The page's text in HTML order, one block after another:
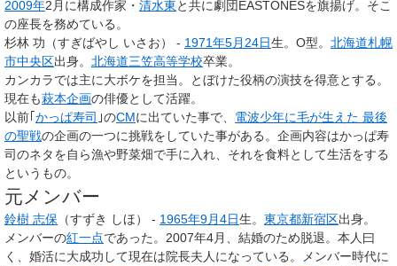
2009年2月に構成作家・ 清水東と共に劇団EASTONESを旗揚げ。そこ
の座長を務めている。
杉林 功（すぎばやし いさお）
- 1971年5月24日生。O型。 北海道札幌
市中央区出身。 北海道三笠高等学校卒業。
カンカラでは主に大ボケを担当。とぼけた役柄の演技を得意とする。
現在も萩本企画の俳優として活躍。
以前｢ かっぱ寿司 ｣のCMに出ていた事で、 電波少年に毛が生えた 最後
の聖戦の企画の一つに挑戦をしていた事がある。企画内容はかっぱ寿
司のネタを自ら漁や野菜畑で手に入れ、それを食料として生活をする
というもの。
元メンバー
鈴樹 志保 （すずき しほ） - 1965年9月4日生。 東京都新宿区出身。
メンバーの紅一点であった。2007年4月、結婚のため脱退。本人曰
く、婚活に大成功して現在は院長夫人になっている。メンバー時代に